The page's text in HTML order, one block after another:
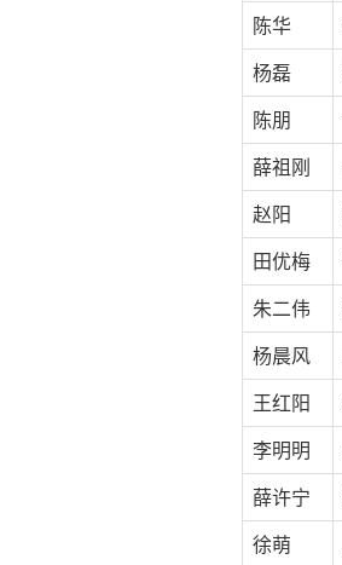
陈华
杨磊
陈朋
薛祖刚
赵阳
田优梅
朱二伟
杨晨风
王红阳
李明明
薛许宁
徐萌